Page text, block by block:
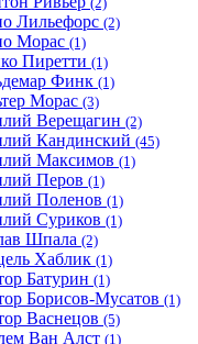
Лильефорс (2)
Морас (1)
Пиретти (1)
Финк (1)
Морас (3)
Верещагин (2)
Кандинский (45)
Максимов (1)
Перов (1)
Поленов (1)
Суриков (1)
Шпала (2)
Хаблик (1)
Батурин (1)
Борисов-Мусатов (1)
Васнецов (5)
Ван Алст (1)